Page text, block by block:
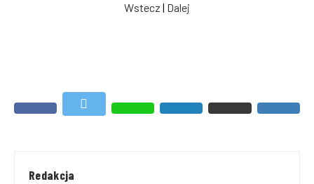
Wstecz | Dalej
Redakcja